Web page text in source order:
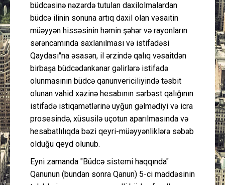
büdcəsinə nəzərdə tutulan daxilolmalardan
büdcə ilinin sonuna artıq daxil olan vəsaitin
müəyyən hissəsinin həmin şəhər və rayonların
sərəncamında saxlanılması və istifadəsi
Qaydası"na əsasən, il ərzində qalıq vəsaitdən
birbaşa büdcədənkənar gəlirlərə istifadə
olunmasının büdcə qanunvericiliyində təsbit
olunan vahid xəzinə hesabının sərbəst qalığının
istifadə istiqamətlərinə uyğun gəlmədiyi və icra
prosesində, xüsusilə uçotun aparılmasında və
hesabatlılıqda bəzi qeyri-müəyyənliklərə səbəb
olduğu qeyd olunub.
Eyni zamanda "Büdcə sistemi haqqında"
Qanunun (bundan sonra Qanun) 5-ci maddəsinin